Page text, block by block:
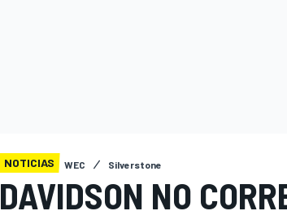
NOTICIAS WEC Silverstone
DAVIDSON NO